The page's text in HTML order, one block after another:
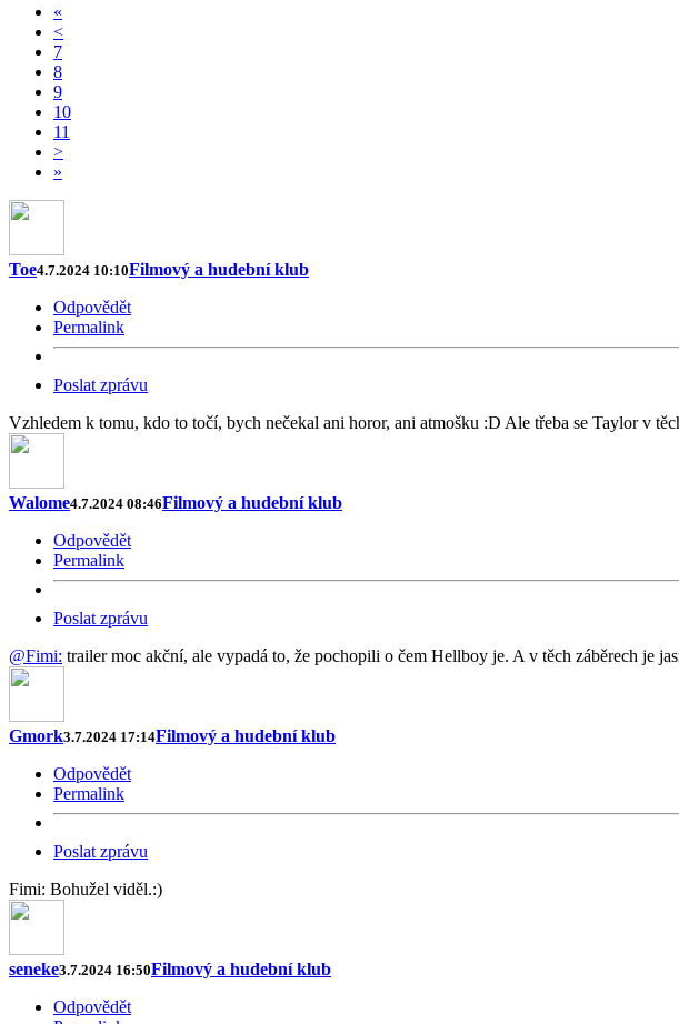
«
<
7
8
9
10
11
>
»
Toe4.7.2024 10:10Filmový a hudební klub
Odpovědět
Permalink
Poslat zprávu
Vzhledem k tomu, kdo to točí, bych nečekal ani horor, ani atmošku :D Ale třeba se Taylor v
Walome4.7.2024 08:46Filmový a hudební klub
Odpovědět
Permalink
Poslat zprávu
@Fimi: trailer moc akční, ale vypadá to, že pochopili o čem Hellboy je. A v těch záběrech je
Gmork3.7.2024 17:14Filmový a hudební klub
Odpovědět
Permalink
Poslat zprávu
Fimi: Bohužel viděl.:)
seneke3.7.2024 16:50Filmový a hudební klub
Odpovědět